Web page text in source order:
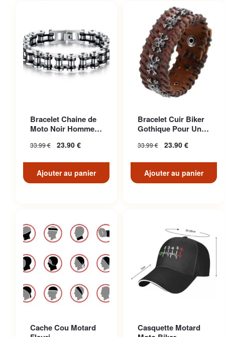
Bracelet Chaine de
Moto Noir Homme
33.99€ 23.90 €
Ajouter au panier
Bracelet Cuir Biker
Gothique Pour Un
Unique
33.99€ 23.90 €
Ajouter au panier
Cache Cou Motard
Casquette Motard